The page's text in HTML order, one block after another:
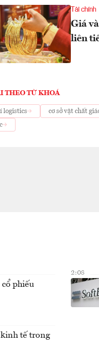
Tài chính
Giá
liên
THEO TỪ KHOÁ
logistics cơ sở vật chất
cổ phiếu
2:08
kinh tế trong